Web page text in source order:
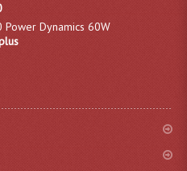
Steel Acier
Power Dynamics 60W